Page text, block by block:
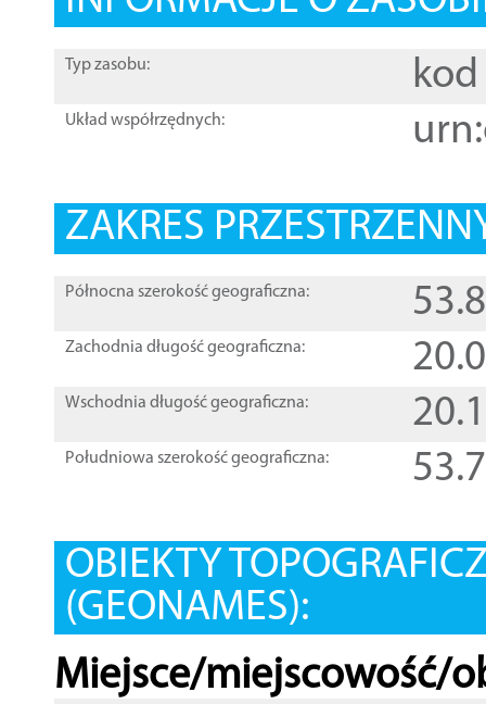
Typ zasobu: kod
Układ współrzędnych:
ZAKRES
Północna szerokość geograficzna:
Zachodnia długość geograficzna:
Wschodnia długość geograficzna:
Południowa szerokość geograficzna:
OBIEKTY
(GEONAMES):
Miejsce/miejscowość/